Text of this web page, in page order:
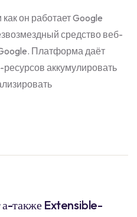
он работает Google
средство веб-
Платформа даёт
аккумулировать
а-также Extensible-